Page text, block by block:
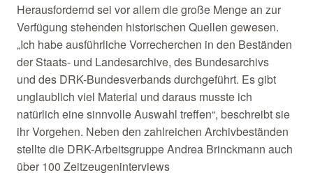
Herausfordernd sei vor allem die große Menge an zur
Verfügung stehenden historischen Quellen gewesen.
„Ich habe ausführliche Vorrecherchen in den Beständen
der Staats- und Landesarchive, des Bundesarchivs
und des DRK-Bundesverbands durchgeführt. Es gibt
unglaublich viel Material und daraus musste ich
natürlich eine sinnvolle Auswahl treffen“, beschreibt sie
ihr Vorgehen. Neben den zahlreichen Archivbeständen
stellte die DRK-Arbeitsgruppe Andrea Brinckmann auch
über 100 Zeitzeugeninterviews